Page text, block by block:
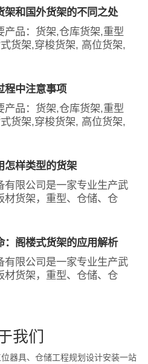
架和国外货架的不同之处
产品：货架,仓库货架,重型
货架,穿梭货架, 高位货架,
程中注意事项
产品：货架,仓库货架,重型
货架,穿梭货架, 高位货架,
怎样类型的货架
有限公司是一家专业生产武
材货架，重型、仓储、仓
：阁楼式货架的应用解析
有限公司是一家专业生产武
材货架，重型、仓储、仓
我们
器具、仓储工程规划设计安装一站